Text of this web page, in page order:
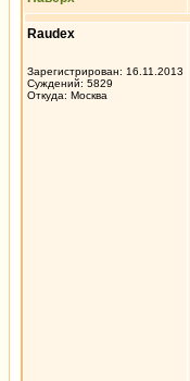
Raudex
Зарегистрирован: 16.11.2013
Суждений: 5829
Откуда: Москва